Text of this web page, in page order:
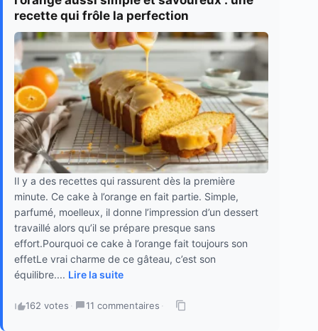
recette qui frôle la perfection
Il y a des recettes qui rassurent dès la première
minute. Ce cake à l’orange en fait partie. Simple,
parfumé, moelleux, il donne l’impression d’un dessert
travaillé alors qu’il se prépare presque sans
effort.Pourquoi ce cake à l’orange fait toujours son
effetLe vrai charme de ce gâteau, c’est son
équilibre.... Lire la suite
162 votes · 11 commentaires ·